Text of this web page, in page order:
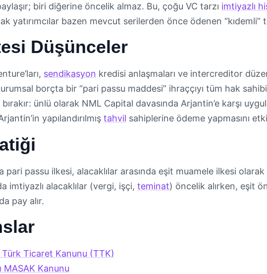
biri diğerine öncelik almaz. Bu, çoğu VC tarzı imtiyazlı
yatırımcılar bazen mevcut serilerden önce ödenen
Düşünceler
sendikasyon kredisi anlaşmaları ve intercreditor
borçta bir “pari passu maddesi” ihraççıyı tüm hak
ünlü olarak NML Capital davasında Arjantin’e karşı
yapılandırılmış tahvil sahiplerine ödeme yapmasını
pari passu ilkesi, alacaklılar arasında eşit muamele ilkesi olarak
imtiyazlı alacaklılar (vergi, işçi, teminat) öncelik alırken, eşit
pay alır.
Türk Ticaret Kanunu (TTK)
MASAK Kanunu